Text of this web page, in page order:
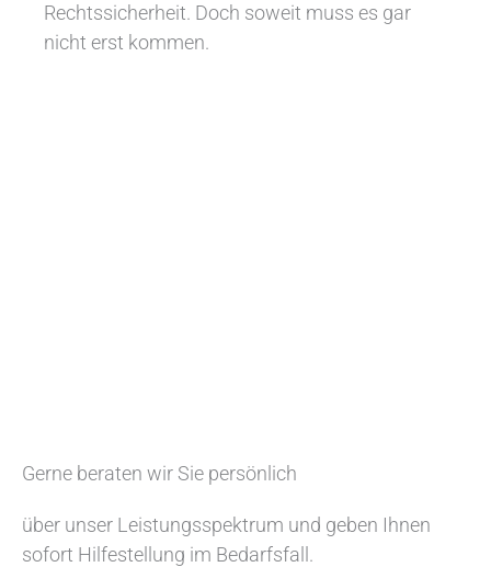
Rechtssicherheit. Doch soweit muss es gar
nicht erst kommen.
Gerne beraten wir Sie persönlich
über unser Leistungsspektrum und geben Ihnen
sofort Hilfestellung im Bedarfsfall.